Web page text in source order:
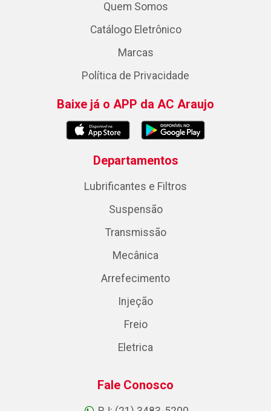
Quem Somos
Catálogo Eletrônico
Marcas
Política de Privacidade
Baixe já o APP da AC Araujo
Departamentos
Lubrificantes e Filtros
Suspensão
Transmissão
Mecânica
Arrefecimento
Injeção
Freio
Eletrica
Fale Conosco